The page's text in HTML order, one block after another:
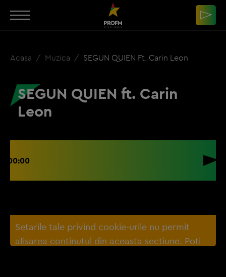
Acasa Muzica SEGUN QUIEN Ft. Carin Leon
SEGUN QUIEN ft. Carin
Leon
00:00
Setarile tale privind cookie-urile nu permit
afisarea continutul din aceasta sectiune. Poti